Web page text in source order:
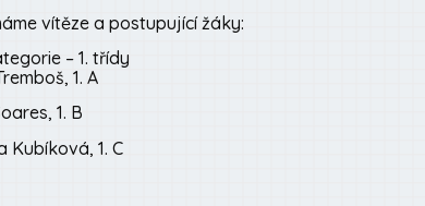
vítěze a postupující žáky:
– 1. třídy
1. A
1. B
Kubíková, 1. C